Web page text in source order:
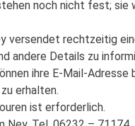
noch nicht fest; sie
versendet rechtzeitig
andere Details zu
ihre E-Mail-Adresse
erhalten.
ist erforderlich.